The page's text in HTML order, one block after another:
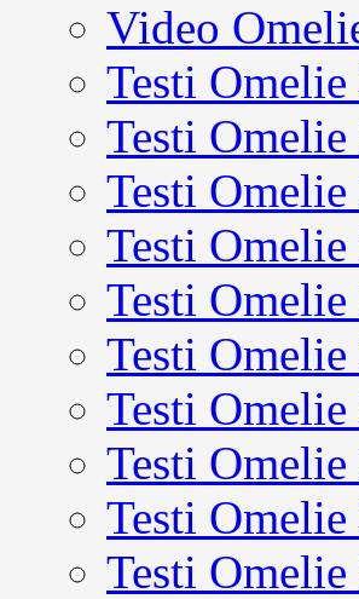
Video
Testi
Testi Omelie
Testi
Testi Omelie
Testi Omelie
Testi Omelie
Testi Omelie
Testi Omelie
Testi Omelie
Testi